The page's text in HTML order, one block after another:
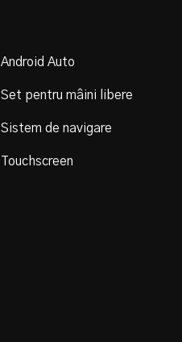
Android Auto
Set pentru mâini libere
Sistem de navigare
Touchscreen